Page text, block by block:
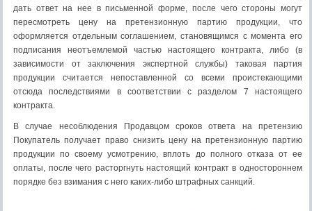
дать ответ на нее в письменной форме, после чего стороны могут
пересмотреть цену на претензионную партию продукции, что
оформляется отдельным соглашением, становящимся с момента его
подписания неотъемлемой частью настоящего контракта, либо (в
зависимости от заключения экспертной службы) таковая партия
продукции считается непоставленной со всеми проистекающими
отсюда последствиями в соответствии с разделом 7 настоящего
контракта.
В случае несоблюдения Продавцом сроков ответа на претензию
Покупатель получает право снизить цену на претензионную партию
продукции по своему усмотрению, вплоть до полного отказа от ее
оплаты, после чего расторгнуть настоящий контракт в одностороннем
порядке без взимания с него каких-либо штрафных санкций.